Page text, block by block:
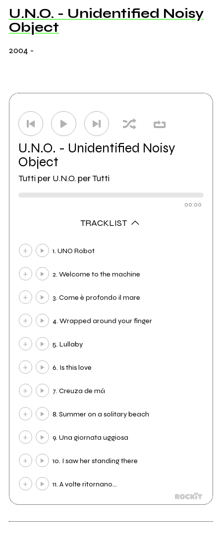
U.N.O. - Unidentified Noisy
Object
2004 -
U.N.O. - Unidentified Noisy
Object
Tutti per U.N.O. per Tutti
00:00
TRACKLIST
1. UNO Robot
2. Welcome to the machine
3. Come è profondo il mare
4. Wrapped around your finger
5. Lullaby
6. Is this love
7. Creuza de mä
8. Summer on a solitary beach
9. Una giornata uggiosa
10. I saw her standing there
11. A volte ritornano...